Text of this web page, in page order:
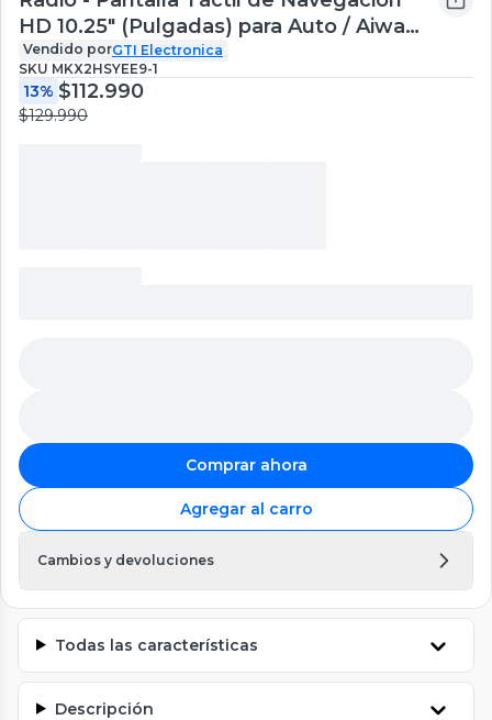
HD 10.25" (Pulgadas) para Auto / Aiwa
Modelo AW-10PND
Vendido porGTI Electronica
SKU MKX2HSYEE9-1
13% $112.990
$129.990
Comprar ahora
Agregar al carro
Cambios y devoluciones
Todas las características
Descripción